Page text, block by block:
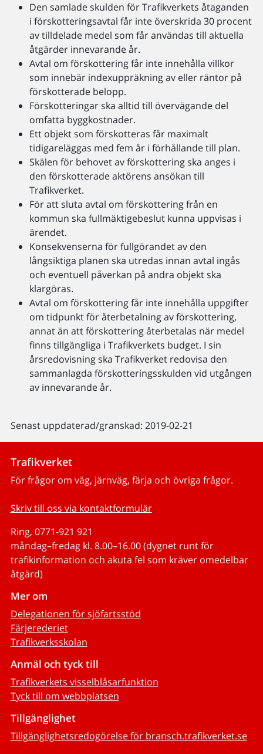
Den samlade skulden för Trafikverkets åtaganden
i förskotteringsavtal får inte överskrida 30 procent
av tilldelade medel som får användas till aktuella
åtgärder innevarande år.
Avtal om förskottering får inte innehålla villkor
som innebär indexuppräkning av eller räntor på
förskotterade belopp.
Förskotteringar ska alltid till övervägande del
omfatta byggkostnader.
Ett objekt som förskotteras får maximalt
tidigareläggas med fem år i förhållande till plan.
Skälen för behovet av förskottering ska anges i
den förskotterade aktörens ansökan till
Trafikverket.
För att sluta avtal om förskottering från en
kommun ska fullmäktigebeslut kunna uppvisas i
ärendet.
Konsekvenserna för fullgörandet av den
långsiktiga planen ska utredas innan avtal ingås
och eventuell påverkan på andra objekt ska
klargöras.
Avtal om förskottering får inte innehålla uppgifter
om tidpunkt för återbetalning av förskottering,
annat än att förskottering återbetalas när medel
finns tillgängliga i Trafikverkets budget. I sin
årsredovisning ska Trafikverket redovisa den
sammanlagda förskotteringsskulden vid utgången
av innevarande år.
Senast uppdaterad/granskad: 2019-02-21
Trafikverket
För frågor om väg, järnväg, färja och övriga frågor.
Skriv till oss via kontaktformulär
Ring, 0771-921 921
måndag–fredag kl. 8.00–16.00 (dygnet runt för
trafikinformation och akuta fel som kräver omedelbar
åtgärd)
Mer om
Delegationen för sjöfartsstöd
Färjerederiet
Trafikverksskolan
Anmäl och tyck till
Trafikverkets visselblåsarfunktion
Tyck till om webbplatsen
Tillgänglighet
Tillgänglighetsredogörelse för bransch.trafikverket.se